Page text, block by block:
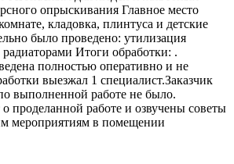
опрыскивания Главное место
кладовка, плинтуса и детские
было проведено: утилизация
радиаторами Итоги обработки: .
полностью оперативно и не
выезжал 1 специалист.Заказчик
выполненной работе не было.
проделанной работе и озвучены советы
мероприятиям в помещении